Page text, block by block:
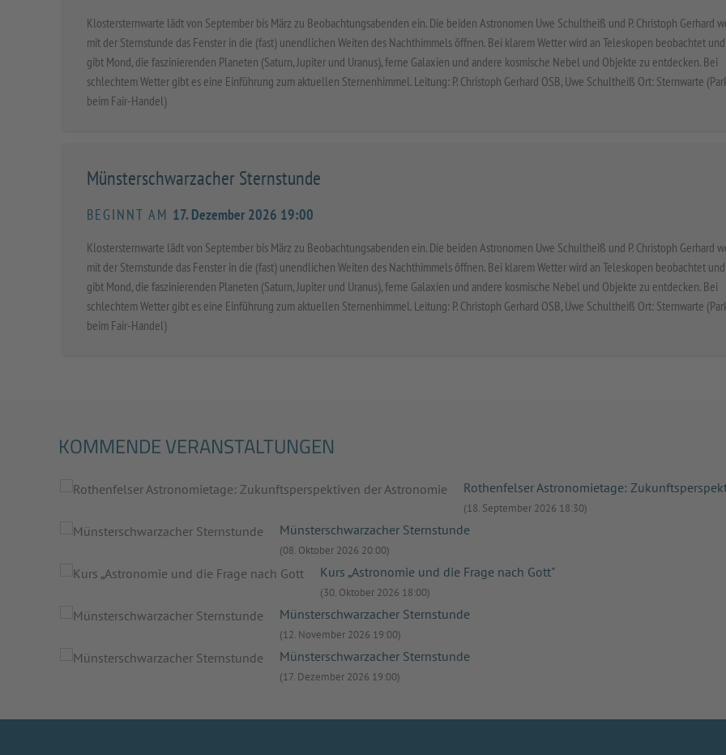
Klostersternwarte lädt von September bis März zu Beobachtungsabenden ein. Die beiden Astronomen Uwe Schultheiß und P. Christoph Gerhard
mit der Sternstunde das Fenster in die (fast) unendlichen Weiten des Nachthimmels öffnen. Bei klarem Wetter wird an Teleskopen beobachtet
gibt Mond, die faszinierenden Planeten (Saturn, Jupiter und Uranus), ferne Galaxien und andere kosmische Nebel und Objekte zu entdecken. Bei
schlechtem Wetter gibt es eine Einführung zum aktuellen Sternenhimmel. Leitung: P. Christoph Gerhard OSB, Uwe Schultheiß Ort: Sternwarte
beim Fair-Handel)
Münsterschwarzacher Sternstunde
BEGINNT AM 17. Dezember 2026 19:00
Klostersternwarte lädt von September bis März zu Beobachtungsabenden ein. Die beiden Astronomen Uwe Schultheiß und P. Christoph Gerhard
mit der Sternstunde das Fenster in die (fast) unendlichen Weiten des Nachthimmels öffnen. Bei klarem Wetter wird an Teleskopen beobachtet
gibt Mond, die faszinierenden Planeten (Saturn, Jupiter und Uranus), ferne Galaxien und andere kosmische Nebel und Objekte zu entdecken. Bei
schlechtem Wetter gibt es eine Einführung zum aktuellen Sternenhimmel. Leitung: P. Christoph Gerhard OSB, Uwe Schultheiß Ort: Sternwarte
beim Fair-Handel)
KOMMENDE VERANSTALTUNGEN
Rothenfelser Astronomietage:
(18. September 2026 18:30)
Münsterschwarzacher Sternstunde
(08. Oktober 2026 20:00)
Kurs „Astronomie und die Frage nach Gott"
(30. Oktober 2026 18:00)
Münsterschwarzacher Sternstunde
(12. November 2026 19:00)
Münsterschwarzacher Sternstunde
(17. Dezember 2026 19:00)